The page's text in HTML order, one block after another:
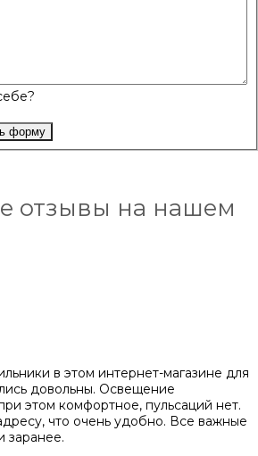
форму
отзывы на нашем
в этом интернет-магазине для
довольны. Освещение
этом комфортное, пульсаций нет.
что очень удобно. Все важные
заранее.